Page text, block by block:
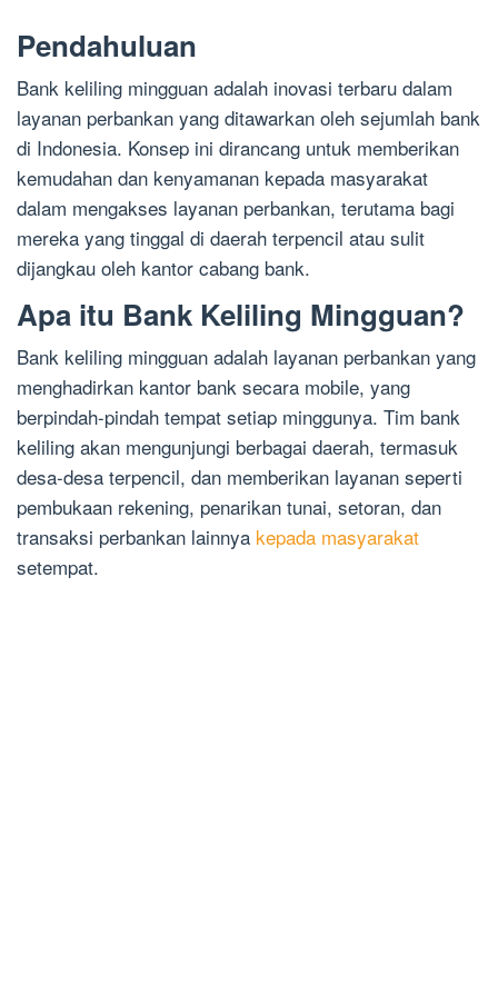
Pendahuluan
Bank keliling mingguan adalah inovasi terbaru dalam
layanan perbankan yang ditawarkan oleh sejumlah bank
di Indonesia. Konsep ini dirancang untuk memberikan
kemudahan dan kenyamanan kepada masyarakat
dalam mengakses layanan perbankan, terutama bagi
mereka yang tinggal di daerah terpencil atau sulit
dijangkau oleh kantor cabang bank.
Apa itu Bank Keliling Mingguan?
Bank keliling mingguan adalah layanan perbankan yang
menghadirkan kantor bank secara mobile, yang
berpindah-pindah tempat setiap minggunya. Tim bank
keliling akan mengunjungi berbagai daerah, termasuk
desa-desa terpencil, dan memberikan layanan seperti
pembukaan rekening, penarikan tunai, setoran, dan
transaksi perbankan lainnya kepada masyarakat
setempat.